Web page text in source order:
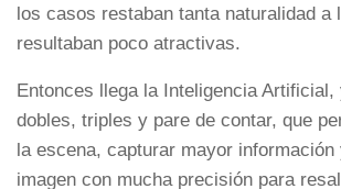
los casos restaban tanta naturalidad a
resultaban poco atractivas.
Entonces llega la Inteligencia
dobles, triples y pare de contar, que
la escena, capturar mayor
imagen con mucha precisión para